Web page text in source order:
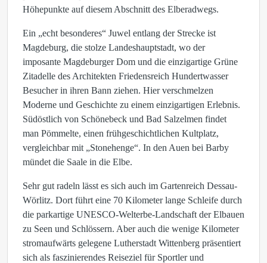
Höhepunkte auf diesem Abschnitt des Elberadwegs.
Ein „echt besonderes“ Juwel entlang der Strecke ist
Magdeburg, die stolze Landeshauptstadt, wo der
imposante Magdeburger Dom und die einzigartige Grüne
Zitadelle des Architekten Friedensreich Hundertwasser
Besucher in ihren Bann ziehen. Hier verschmelzen
Moderne und Geschichte zu einem einzigartigen Erlebnis.
Südöstlich von Schönebeck und Bad Salzelmen findet
man Pömmelte, einen frühgeschichtlichen Kultplatz,
vergleichbar mit „Stonehenge“. In den Auen bei Barby
mündet die Saale in die Elbe.
Sehr gut radeln lässt es sich auch im Gartenreich Dessau-
Wörlitz. Dort führt eine 70 Kilometer lange Schleife durch
die parkartige UNESCO-Welterbe-Landschaft der Elbauen
zu Seen und Schlössern. Aber auch die wenige Kilometer
stromaufwärts gelegene Lutherstadt Wittenberg präsentiert
sich als faszinierendes Reiseziel für Sportler und